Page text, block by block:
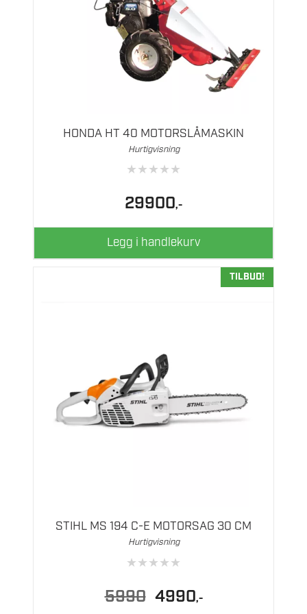
HONDA HT 40 MOTORSLÅMASKIN
Hurtigvisning
★★★★★
29900,-
Legg i handlekurv
TILBUD!
STIHL MS 194 C-E MOTORSAG 30 CM
Hurtigvisning
★★★★★
5990
Opprinnelig
pris
4990Nåværende
pris
,-